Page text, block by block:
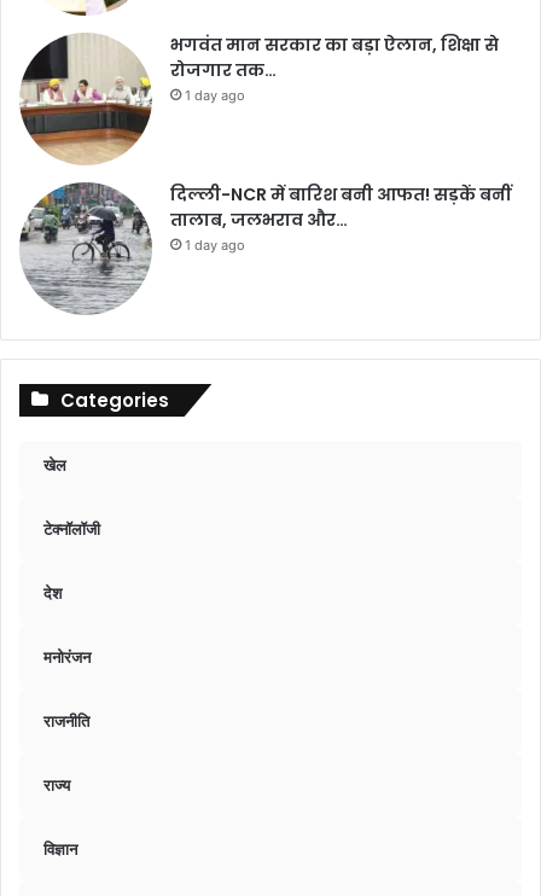
भगवंत मान सरकार का बड़ा ऐलान, शिक्षा से
रोजगार तक…
1 day ago
दिल्ली-NCR में बारिश बनी आफत! सड़कें बनीं
तालाब, जलभराव और…
1 day ago
Categories
खेल
टेक्नॉलॉजी
देश
मनोरंजन
राजनीति
राज्य
विज्ञान